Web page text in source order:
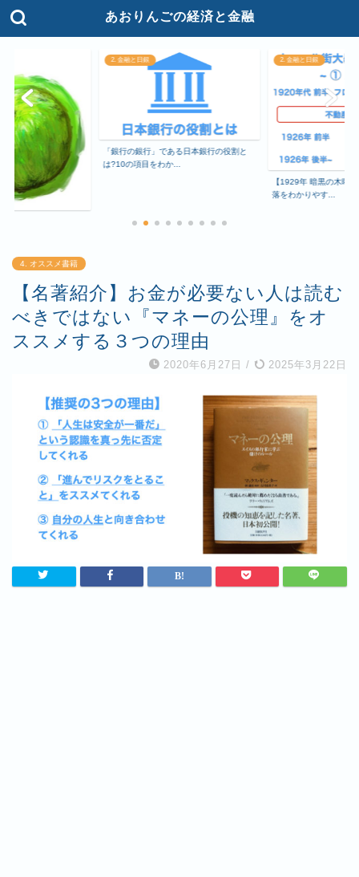
あおりんごの経済と金融
2. 金融と日銀
「銀行の銀行」である日本銀行の役割と
は?10の項目をわか...
2. 金融と日銀
【1929年 暗黒の木曜
落をわかりやす...
4. オススメ書籍
【名著紹介】お金が必要ない人は読む
べきではない『マネーの公理』をオ
ススメする３つの理由
2020年6月27日 / 2025年3月22日